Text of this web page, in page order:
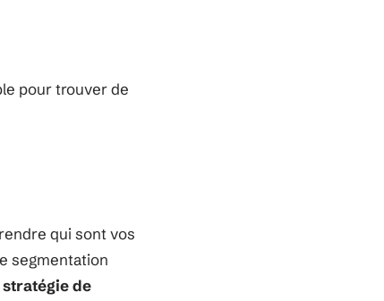
pour trouver de
qui sont vos
segmentation
stratégie de